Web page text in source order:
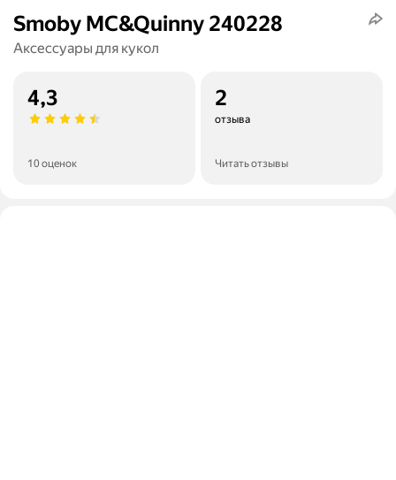
Smoby MC&Quinny 240228
Аксессуары для кукол
4,3
10 оценок
2
отзыва
Читать отзывы